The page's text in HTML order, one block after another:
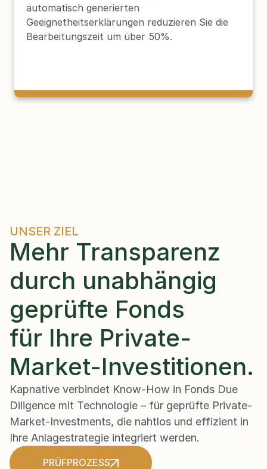
automatisch generierten
Geeignetheitserklärungen reduzieren Sie die
Bearbeitungszeit um über 50%.
UNSER ZIEL
Mehr Transparenz
durch unabhängig
geprüfte Fonds
für Ihre Private-
Market-Investitionen.
Kapnative verbindet Know-How in Fonds Due
Diligence mit Technologie – für geprüfte Private-
Market-Investments, die nahtlos und effizient in
Ihre Anlagestrategie integriert werden.
PRÜFPROZESS